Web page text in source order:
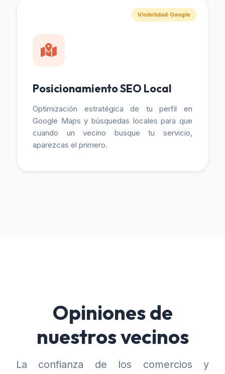
Visibilidad Google
Posicionamiento SEO Local
Optimización estratégica de tu perfil en
Google Maps y búsquedas locales para que
cuando un vecino busque tu servicio,
aparezcas el primero.
Opiniones de
nuestros vecinos
La confianza de los comercios y